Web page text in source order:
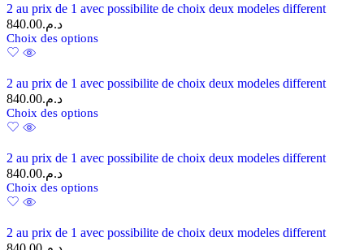
2 au prix de 1 avec possibilite de choix deux modeles different
د.م.840.00
Choix des options
2 au prix de 1 avec possibilite de choix deux modeles different
د.م.840.00
Choix des options
2 au prix de 1 avec possibilite de choix deux modeles different
د.م.840.00
Choix des options
2 au prix de 1 avec possibilite de choix deux modeles different